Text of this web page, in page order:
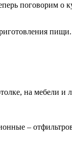
поговорим о
на мебели и
–